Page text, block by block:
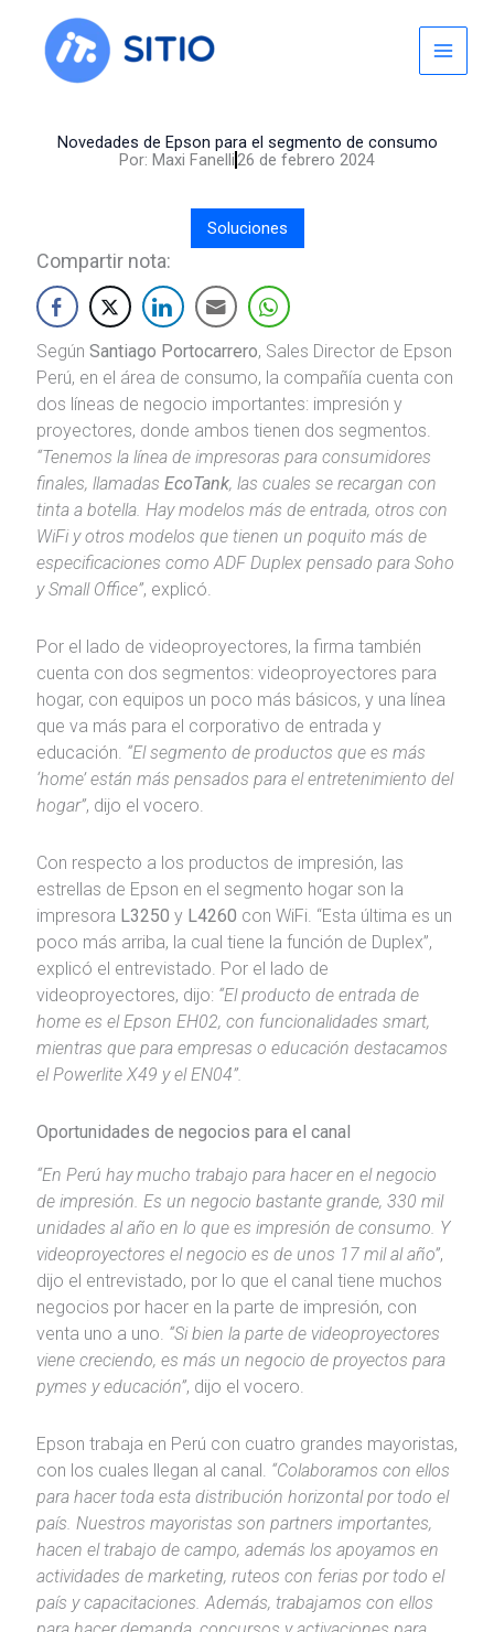
content
Novedades de Epson para el segmento de consumo
Por: Maxi Fanelli26 de febrero 2024
Soluciones
Compartir nota:
Según Santiago Portocarrero, Sales Director de Epson
Perú, en el área de consumo, la compañía cuenta con
dos líneas de negocio importantes: impresión y
proyectores, donde ambos tienen dos segmentos.
“Tenemos la línea de impresoras para consumidores
finales, llamadas EcoTank, las cuales se recargan con
tinta a botella. Hay modelos más de entrada, otros con
WiFi y otros modelos que tienen un poquito más de
especificaciones como ADF Duplex pensado para Soho
y Small Office”, explicó.
Por el lado de videoproyectores, la firma también
cuenta con dos segmentos: videoproyectores para
hogar, con equipos un poco más básicos, y una línea
que va más para el corporativo de entrada y
educación. “El segmento de productos que es más
‘home’ están más pensados para el entretenimiento del
hogar”, dijo el vocero.
Con respecto a los productos de impresión, las
estrellas de Epson en el segmento hogar son la
impresora L3250 yL4260 con WiFi. “Esta última es un
poco más arriba, la cual tiene la función de Duplex”,
explicó el entrevistado. Por el lado de
videoproyectores, dijo: “El producto de entrada de
home es el Epson EH02, con funcionalidades smart,
mientras que para empresas o educación destacamos
el Powerlite X49 y el EN04”.
Oportunidades de negocios para el canal
“En Perú hay mucho trabajo para hacer en el negocio
de impresión. Es un negocio bastante grande, 330 mil
unidades al año en lo que es impresión de consumo. Y
videoproyectores el negocio es de unos 17 mil al año”,
dijo el entrevistado, por lo que el canal tiene muchos
negocios por hacer en la parte de impresión, con
venta uno a uno. “Si bien la parte de videoproyectores
viene creciendo, es más un negocio de proyectos para
pymes y educación”, dijo el vocero.
Epson trabaja en Perú con cuatro grandes mayoristas,
con los cuales llegan al canal. “Colaboramos con ellos
para hacer toda esta distribución horizontal por todo el
país. Nuestros mayoristas son partners importantes,
hacen el trabajo de campo, además los apoyamos en
actividades de marketing, ruteos con ferias por todo el
país y capacitaciones. Además, trabajamos con ellos